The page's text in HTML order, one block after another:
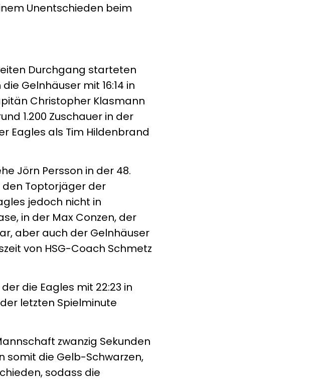
Unentschieden beim
Durchgang starteten
Gelnhäuser mit 16:14 in
Christopher Klasmann
1.200 Zuschauer in der
Eagles als Tim Hildenbrand
Jörn Persson in der 48.
den Toptorjäger der
jedoch nicht in
in der Max Conzen, der
aber auch der Gelnhäuser
von HSG-Coach Schmetz
die Eagles mit 22:23 in
letzten Spielminute
zwanzig Sekunden
somit die Gelb-Schwarzen,
sodass die